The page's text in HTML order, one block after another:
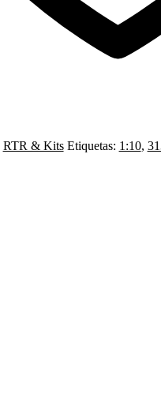
RTR & Kits Etiquetas: 1:10,